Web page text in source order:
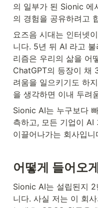
의 일부가 된 Sionic 에
의 경험을 공유하려고
요즈음 시대는 인터넷
니다. 5년 뒤 AI 라고
리즘은 우리의 삶을 어
ChatGPT의 등장이 채
려움을 일으키기도 하
을 생각하면 이내 두려
Sionic AI는 누구보다
측하고, 모든 기업이 AI
이끌어나가는 회사입니
어떻게 들어오
Sionic AI는 설립된지
니다. 사실 저는 이 회